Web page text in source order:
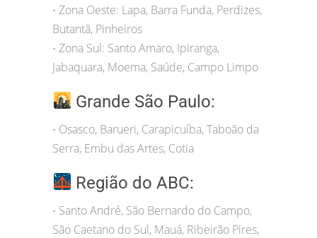
• Zona Oeste: Lapa, Barra Funda, Perdizes,
Butantã, Pinheiros
• Zona Sul: Santo Amaro, Ipiranga,
Jabaquara, Moema, Saúde, Campo Limpo
Grande São Paulo:
• Osasco, Barueri, Carapicuíba, Taboão da
Serra, Embu das Artes, Cotia
Região do ABC:
• Santo André, São Bernardo do Campo,
São Caetano do Sul, Mauá, Ribeirão Pires,